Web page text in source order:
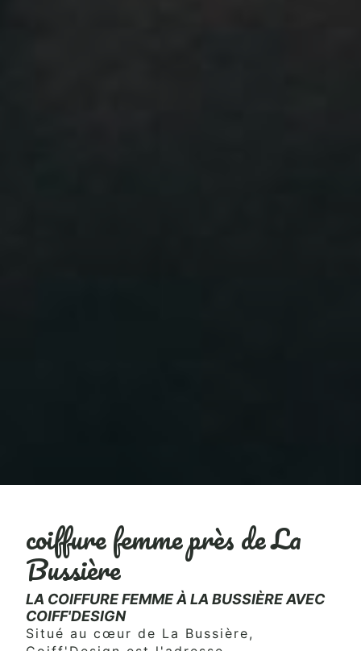
coiffure femme près de La
Bussière
LA COIFFURE FEMME À LA BUSSIÈRE AVEC
COIFF'DESIGN
Situé au cœur de La Bussière,